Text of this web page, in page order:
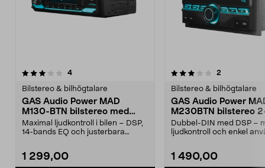
4recensioner
Bilstereo & bilhögtalare
GAS Audio Power MAD
M130-BTN bilstereo med
DSP & Bluetooth 5.3
Maximal ljudkontroll i bilen – DSP,
14-bands EQ och justerbara
1 299,00
3.0av 5 stjärnor 2
Bilstereo & bilhögtalare
GAS Audio Power
M230BTN bilstereo
BT, USB, AUX, DSP
Dubbel-DIN med DSP –
ljudkontroll och enkel
1 490,00
0.0 av 5 stjärnor